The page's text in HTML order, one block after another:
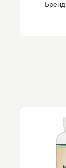
Бренд